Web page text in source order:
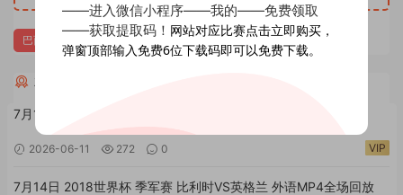
巴西
相关全场回放进球集锦
7月15日 2018世界杯 决赛 法国VS克罗地亚 外语MP4全场回放
2026-06-11 272 0 VIP
7月14日 2018世界杯 季军赛 比利时VS英格兰 外语MP4全场回放
——进入微信小程序——我的——免费领取
——获取提取码！ 网站对应比赛点击立即购买，
弹窗顶部输入免费6位下载码即可以免费下载。